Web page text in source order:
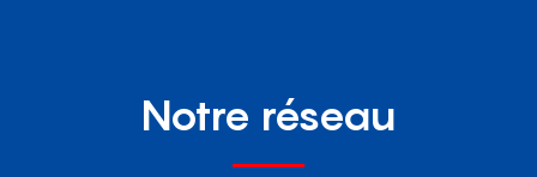
Notre réseau